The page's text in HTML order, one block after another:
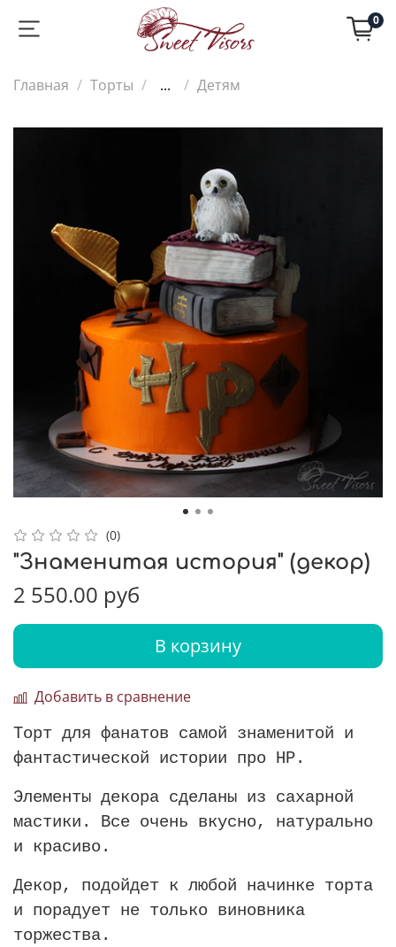
0
Главная Торты ... Детям
(0)
"Знаменитая история" (декор)
2 550.00 руб
В корзину
Добавить в сравнение
Торт для фанатов самой знаменитой и
фантастической истории про HP.
Элементы декора сделаны из сахарной
мастики. Все очень вкусно, натурально
и красиво.
Декор, подойдет к любой начинке торта
и порадует не только виновника
торжества.